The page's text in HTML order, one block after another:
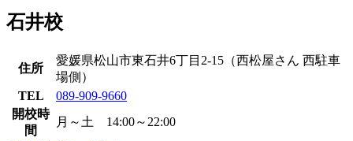
石井校
住所
愛媛県松山市東石井6丁目2-15（西松屋さん 西駐車
場側）
TEL
089-909-9660
開校時
間
月～土 14:00～22:00